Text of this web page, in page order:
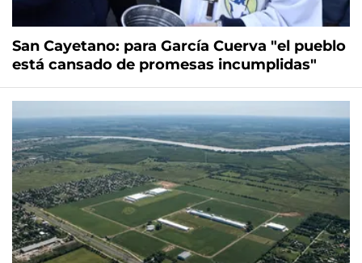
San Cayetano: para García Cuerva "el pueblo
está cansado de promesas incumplidas"